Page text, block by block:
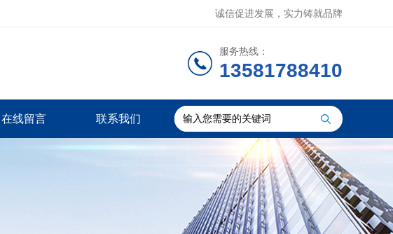
诚信促进发展，实力铸就品牌
服务热线：
13581788410
在线留言 联系我们